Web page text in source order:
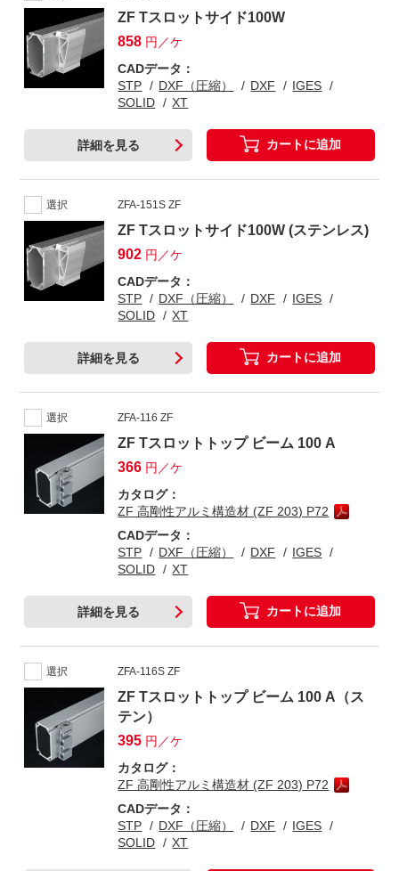
ZF Tスロットサイド100W
858 円／ケ
CADデータ：
STP
DXF（圧縮） DXF
IGES
SOLID
XT
詳細を見る カートに追加
選択 ZFA-151S ZF
ZF Tスロットサイド100W (ステンレス)
902 円／ケ
CADデータ：
STP
DXF（圧縮） DXF
IGES
SOLID
XT
詳細を見る カートに追加
選択 ZFA-116 ZF
ZF Tスロットトップ ビーム 100 A
366 円／ケ
カタログ：
ZF 高剛性アルミ構造材 (ZF 203) P72
CADデータ：
STP
DXF（圧縮） DXF
IGES
SOLID
XT
詳細を見る カートに追加
選択 ZFA-116S ZF
ZF Tスロットトップ ビーム 100 A（ス
テン）
395 円／ケ
カタログ：
ZF 高剛性アルミ構造材 (ZF 203) P72
CADデータ：
STP
DXF（圧縮） DXF
IGES
SOLID
XT